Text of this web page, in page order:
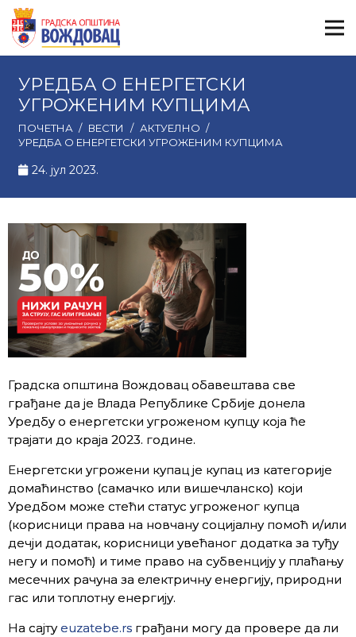
УРЕДБА О ЕНЕРГЕТСКИ
УГРОЖЕНИМ КУПЦИМА
ПОЧЕТНА / ВЕСТИ / АКТУЕЛНО /
УРЕДБА О ЕНЕРГЕТСКИ УГРОЖЕНИМ КУПЦИМА
24. јул 2023.
Градска општина Вождовац обавештава све
грађане да је Влада Републике Србије донела
Уредбу о енергетски угроженом купцу која ће
трајати до краја 2023. године.
Енергетски угрожени купац је купац из категорије
домаћинство (самачко или вишечланско) који
Уредбом може стећи статус угроженог купца
(корисници права на новчану социјалну помоћ и/или
дечји додатак, корисници увећаног додатка за туђу
негу и помоћ) и тиме право на субвенцију у плаћању
месечних рачуна за електричну енергију, природни
гас или топлотну енергију.
На сајтуeuzatebe.rs грађани могу да провере да ли